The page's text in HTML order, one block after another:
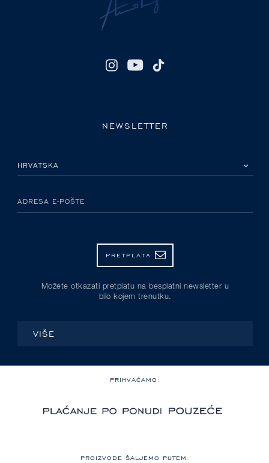
NEWSLETTER
ADRESA E-POŠTE
PRETPLATA
Možete otkazati pretplatu na besplatni newsletter u
bilo kojem trenutku.
VIŠE
PRIHVAĆAMO:
PROIZVODE ŠALJEMO PUTEM: